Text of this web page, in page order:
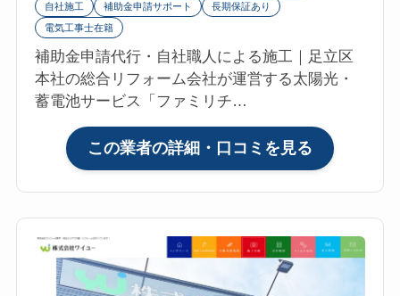
リ
フ
参
評
価
4.8【2026
年
最
自社施工
補助金申請サポート
長期保証あり
電気工事士在籍
補助金申請代行・自社職人による施工｜足立区
本社の総合リフォーム会社が運営する太陽光・
蓄電池サービス「ファミリチ…
この業者の詳細・口コミを見る
株
式
会
社
フ